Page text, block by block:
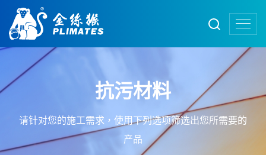
抗污材料
请针对您的施工需求，使用下列选项筛选出您所需要的
产品